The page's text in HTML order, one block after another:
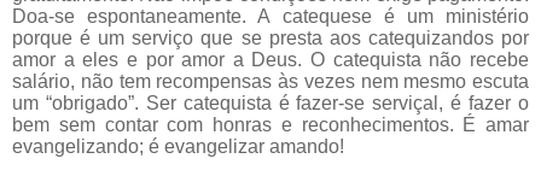
Doa-se espontaneamente. A catequese é um ministério
porque é um serviço que se presta aos catequizandos por
amor a eles e por amor a Deus. O catequista não recebe
salário, não tem recompensas às vezes nem mesmo escuta
um “obrigado”. Ser catequista é fazer-se serviçal, é fazer o
bem sem contar com honras e reconhecimentos. É amar
evangelizando; é evangelizar amando!